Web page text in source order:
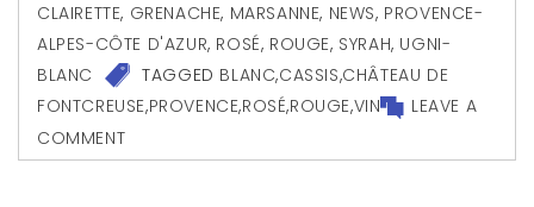
CLAIRETTE, GRENACHE, MARSANNE, NEWS, PROVENCE-
ALPES-CÔTE D'AZUR, ROSÉ, ROUGE, SYRAH, UGNI-
BLANC
TAGGED BLANC,CASSIS,CHÂTEAU DE
FONTCREUSE,PROVENCE,ROSÉ,ROUGE,VIN
LEAVE A
COMMENT